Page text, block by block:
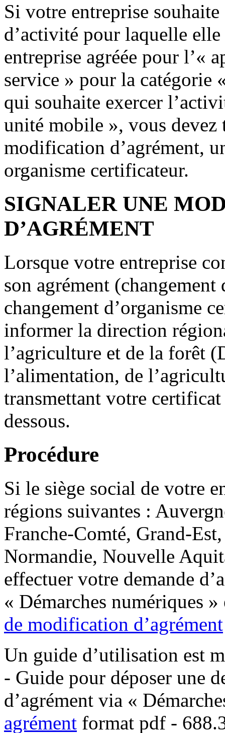
Si votre entreprise
d’activité pour laquelle elle
entreprise agréée pour l’«
service » pour la catégorie
qui souhaite exercer
unité mobile », vous devez
modification d’agrément,
organisme certificateur.
SIGNALER UNE
D’AGRÉMENT
Lorsque votre entreprise
son agrément
changement d’organisme
informer la direction
l’agriculture et de la forêt
l’alimentation, de
transmettant votre
dessous.
Procédure
Si le siège social de votre
régions suivantes :
Franche-Comté, Grand-
Normandie, Nouvelle
effectuer votre demande
« Démarches numériques
de modification d’agrément
Un guide d’utilisation est
- Guide pour déposer une
d’agrément via «
agrément format pdf -